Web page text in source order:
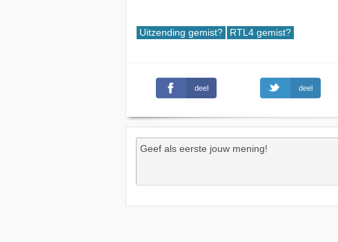
Uitzending gemist? RTL4 gemist?
deel deel